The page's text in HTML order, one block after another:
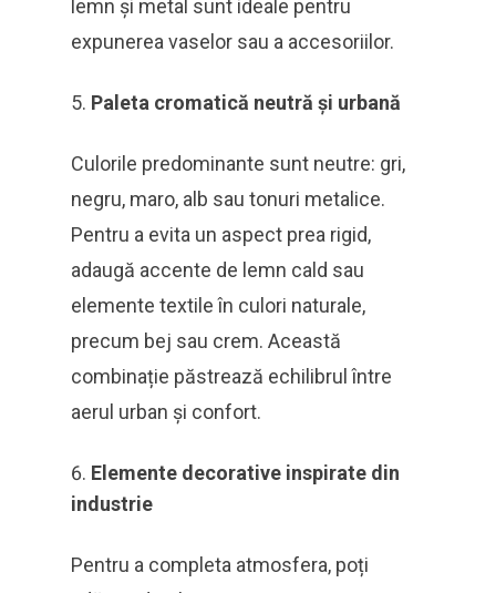
lemn și metal sunt ideale pentru
expunerea vaselor sau a accesoriilor.
Paleta cromatică neutră și urbană
Culorile predominante sunt neutre: gri,
negru, maro, alb sau tonuri metalice.
Pentru a evita un aspect prea rigid,
adaugă accente de lemn cald sau
elemente textile în culori naturale,
precum bej sau crem. Această
combinație păstrează echilibrul între
aerul urban și confort.
Elemente decorative inspirate din
industrie
Pentru a completa atmosfera, poți